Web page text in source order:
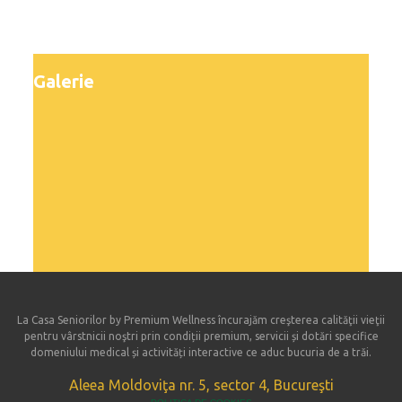
Galerie
La Casa Seniorilor by Premium Wellness încurajăm creşterea calităţii vieţii
pentru vârstnicii noştri prin condiții premium, servicii și dotări specifice
domeniului medical și activități interactive ce aduc bucuria de a trăi.
Aleea Moldoviţa nr. 5, sector 4, Bucureşti